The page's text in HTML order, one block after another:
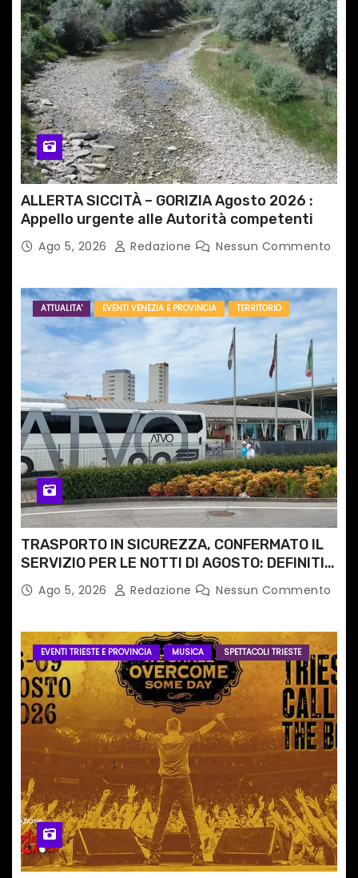
t
i
c
o
l
i
ALLERTA SICCITÀ – GORIZIA Agosto 2026 :
Appello urgente alle Autorità competenti
Ago 5, 2026 Redazione Nessun Commento
ATTUALITA' EVENTI VENEZIA E PROVINCIA TERRITORIO
TRASPORTO IN SICUREZZA, CONFERMATO IL
SERVIZIO PER LE NOTTI DI AGOSTO: DEFINITI
PERCORSI, FERMATE E ORARIO
Ago 5, 2026 Redazione Nessun Commento
EVENTI TRIESTE E PROVINCIA MUSICA SPETTACOLI TRIESTE